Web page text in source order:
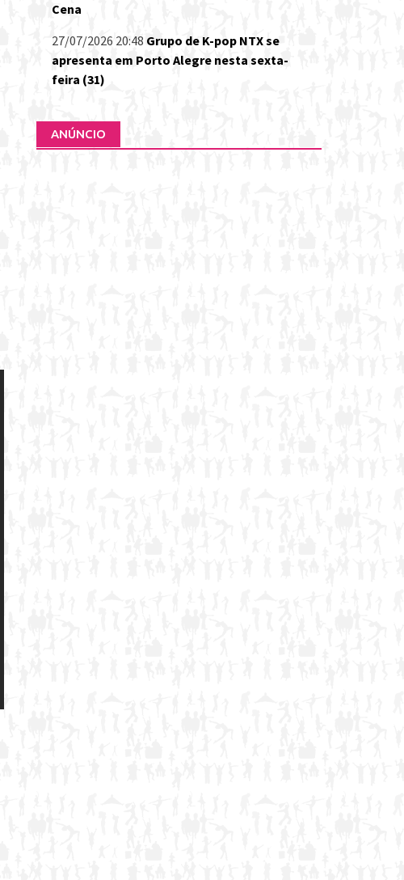
Cena
27/07/2026 20:48 Grupo de K-pop NTX se
apresenta em Porto Alegre nesta sexta-
feira (31)
ANÚNCIO